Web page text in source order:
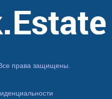
права защищены.